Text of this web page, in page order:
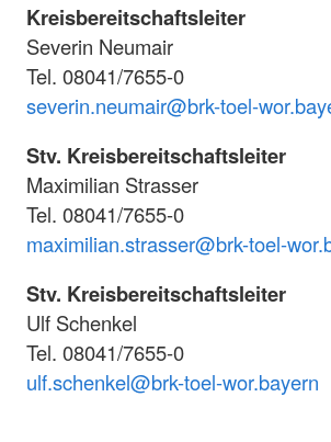
Kreisbereitschaftsleiter
Severin Neumair
Tel. 08041/7655-0
severin.neumair@brk-toel-
Stv. Kreisbereitschaftsleiter
Maximilian Strasser
Tel. 08041/7655-0
maximilian.strasser@brk-toel-
Stv. Kreisbereitschaftsleiter
Ulf Schenkel
Tel. 08041/7655-0
ulf.schenkel@brk-toel-wor.bayern